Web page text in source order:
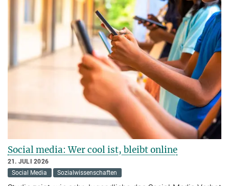
Social media: Wer cool ist, bleibt online
21. JULI 2026
Social Media
Sozialwissenschaften